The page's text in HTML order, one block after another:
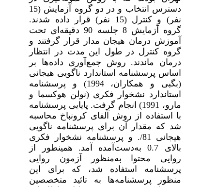
دسترس انتخاب و در دو گروه آزمایش (15
نفر) و کنترل (15 نفر) قرار داده شدند.
گروه آزمایش 8 جلسه 90 دقیقه‌ای تحت
آموزش درمان هیجان مدار قرار گرفتند و
گروه کنترل در طول این مدت در انتظار
درمان ماندند. روش جمع‌­آوری داده­‌ها بر
اساس پرسشنامه استاندارد ناگویی هیجانی
(بگبی و همکاران، 1994) و پرسشنامه
استاندارد نشخوار فکری (نولن هوکسما و
مارو، 1991) انجام گرفت. پایایی پرسشنامه
با استفاده از روش آلفای کرونباخ محاسبه
شد که مقدار آن برای پرسشنامه ناگویی
هیجانی 81/. و پرسش­نامه نشخوار فکری
بالای 0.7 به‌دست‌آمده آمد. همین­طور از
روایی محتوا به‌­منظور آزمون روایی
پرسشنامه استفاده شد، که برای این
منظور پرسشنامه­‌ها به تائید متخصصین